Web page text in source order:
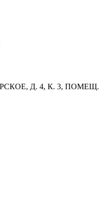
Д. 4, К. 3, ПОМЕЩ.